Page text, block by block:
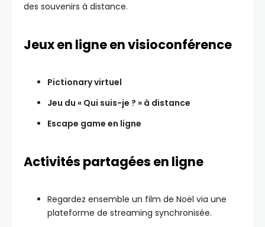
des souvenirs à distance.
Jeux en ligne en visioconférence
Pictionary virtuel
Jeu du « Qui suis-je ? » à distance
Escape game en ligne
Activités partagées en ligne
Regardez ensemble un film de Noël via une
plateforme de streaming synchronisée.